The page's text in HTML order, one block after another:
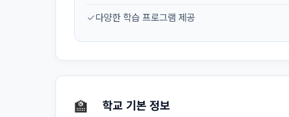
✓다양한 학습 프로그램 제공
🏫 학교 기본 정보